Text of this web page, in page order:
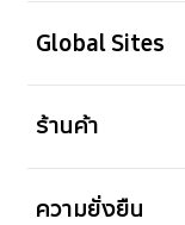
Global Sites
ร้านค้า
ความยั่งยืน